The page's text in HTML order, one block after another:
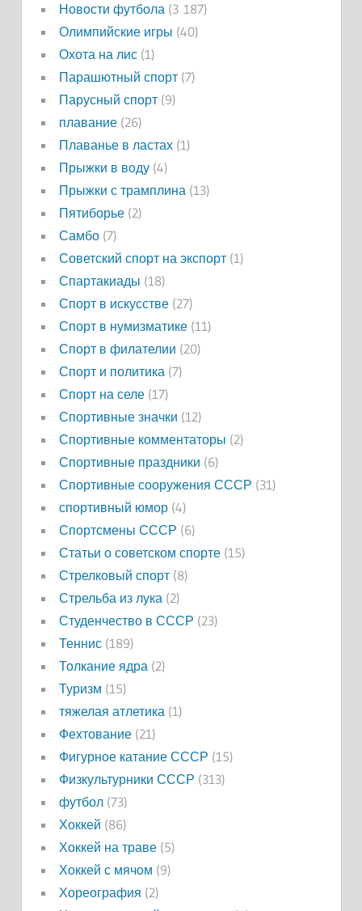
Новости футбола(3 187)
Олимпийские игры (40)
Охота на лис(1)
Парашютный спорт(7)
Парусный спорт(9)
плавание(26)
Плаванье в ластах(1)
Прыжки в воду(4)
Прыжки с трамплина(13)
Пятиборье(2)
Самбо(7)
Советский спорт на экспорт(1)
Спартакиады (18)
Спорт в искусстве(27)
Спорт в нумизматике(11)
Спорт в филателии (20)
Спорт и политика(7)
Спорт на селе(17)
Спортивные значки (12)
Спортивные комментаторы (2)
Спортивные праздники (6)
Спортивные сооружения СССР (31)
спортивный юмор(4)
Спортсмены СССР (6)
Статьи о советском спорте(15)
Стрелковый спорт(8)
Стрельба из лука(2)
Студенчество в СССР (23)
Теннис(189)
Толкание ядра(2)
Туризм (15)
тяжелая атлетика(1)
Фехтование(21)
Фигурное катание СССР (15)
Физкультурники СССР (313)
футбол(73)
Хоккей (86)
Хоккей на траве(5)
Хоккей с мячом (9)
Хореография (2)